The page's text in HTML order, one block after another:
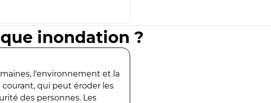
inondation ?
l'environnement et la
qui peut éroder les
des personnes. Les